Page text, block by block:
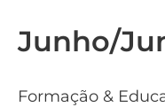
Junho/
Formação &